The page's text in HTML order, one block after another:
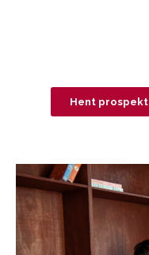
Hent prospekt